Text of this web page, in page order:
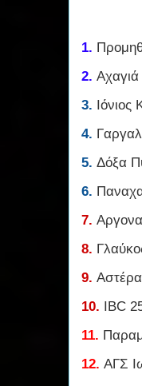
1.
2.
3.
4.
5. Δόξα
6.
7.
8.
9.
10.
IBC
11.
12. ΑΓΣ